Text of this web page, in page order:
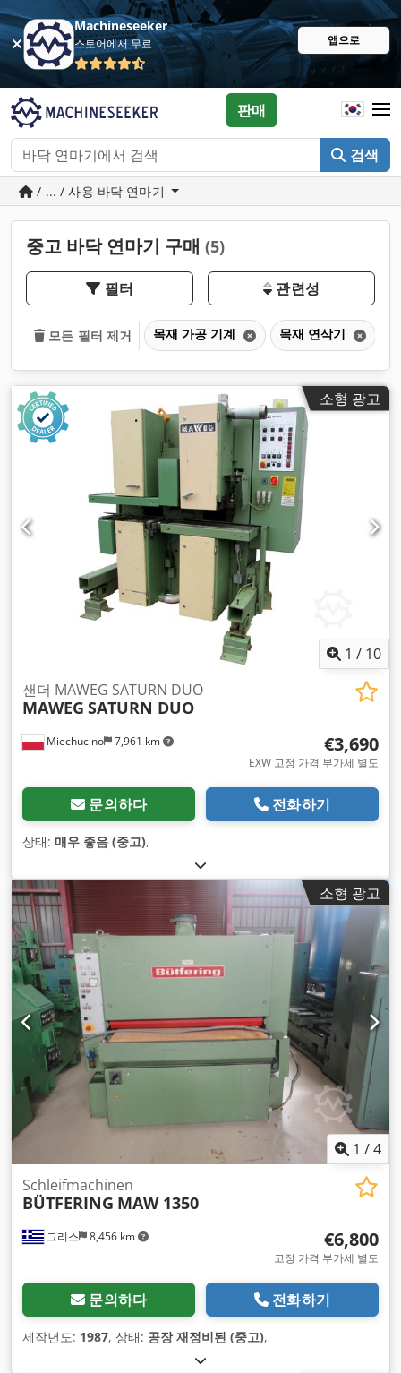
Machineseeker
스토어에서 무료 앱으로
검색
판매
/ ... / 사용 바닥 연마기
중고 바닥 연마기 구매 (5)
필터 관련성
모든 필터 제거 목재 가공 기계 목재 연삭기
소형 광고
1 / 10
Miechucino 7,961 km
샌더 MAWEG SATURN DUO
MAWEG SATURN DUO
€3,690
EXW 고정 가격 부가세 별도
문의하다 전화하기
상태: 매우 좋음 (중고),
소형 광고
1 /4
그리스 8,456 km
Schleifmachinen
BÜTFERING MAW 1350
€6,800
고정 가격 부가세 별도
문의하다 전화하기
제작년도: 1987, 상태: 공장 재정비된 (중고),